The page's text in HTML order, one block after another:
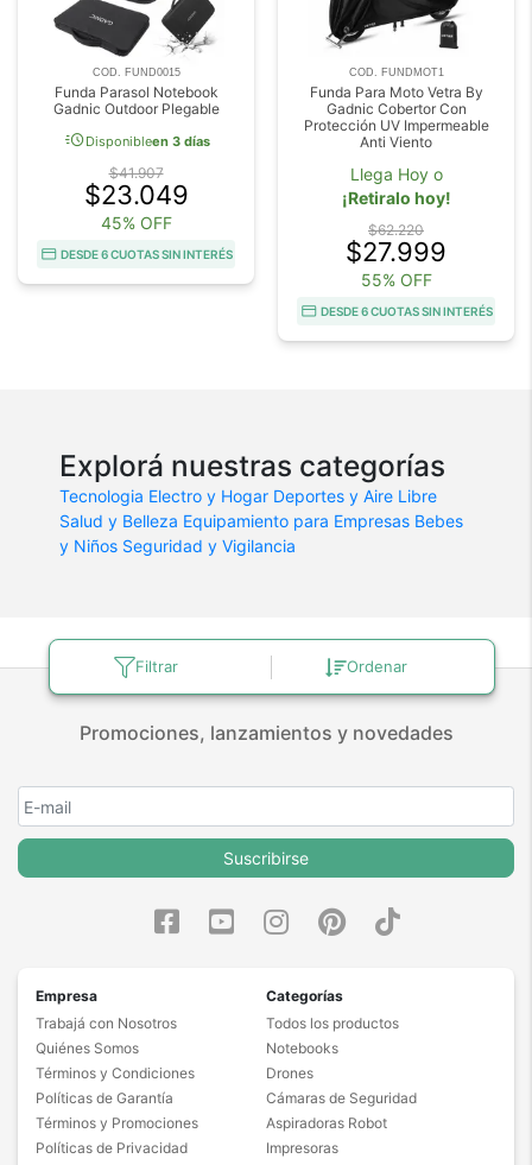
Filtrar Ordenar
COD. FUND0015
Funda Parasol Notebook
Gadnic Outdoor Plegable
acuteDisponibleen 3 días
$41.907
$23.049
45% OFF
DESDE 6 CUOTAS SIN INTERÉS
COD. FUNDMOT1
Funda Para Moto Vetra By
Gadnic Cobertor Con
Protección UV Impermeable
Anti Viento
Llega Hoy o
¡Retiralo hoy!
$62.220
$27.999
55% OFF
DESDE 6 CUOTAS SIN INTERÉS
Explorá nuestras categorías
Tecnologia Electro y Hogar Deportes y Aire Libre
Salud y Belleza Equipamiento para Empresas Bebes
y Niños Seguridad y Vigilancia
Promociones, lanzamientos y novedades
Suscribirse
Empresa
Trabajá con Nosotros
Quiénes Somos
Términos y Condiciones
Políticas de Garantía
Términos y Promociones
Políticas de Privacidad
Categorías
Todos los productos
Notebooks
Drones
Cámaras de Seguridad
Aspiradoras Robot
Impresoras